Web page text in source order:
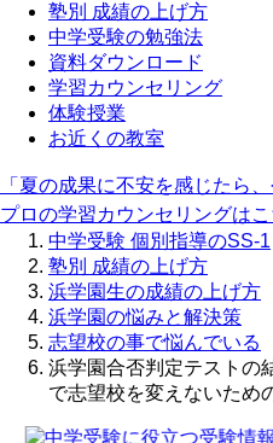
塾別 成績の上げ方
中学受験の勉強法
資料ダウンロード
学習カウンセリング
体験授業
お近くの教室
「夏の成果に不安を感じたら
プロの学習カウンセリングはこ
中学受験 個別指導のSS-1
塾別 成績の上げ方
浜学園生の成績の上げ方
浜学園の悩みと解決策
志望校の事で悩んでいる
浜学園合否判定テストの
で志望校を変えないため